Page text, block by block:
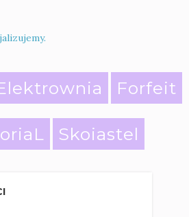
Forfeit
Skoiastel